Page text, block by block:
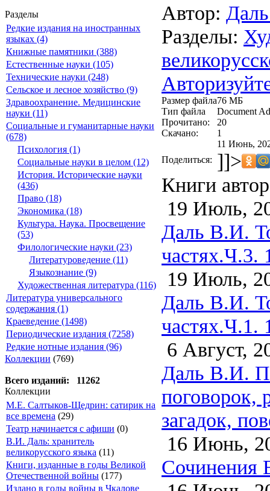
Разделы
Редкие издания на иностранных
языках (4)
Книжные памятники (388)
Естественные науки (105)
Технические науки (248)
Сельское и лесное хозяйство (9)
Здравоохранение. Медицинские
науки (11)
Социальные и гуманитарные науки
(678)
Психология (1)
Социальные науки в целом (12)
История. Исторические науки
(436)
Право (18)
Экономика (18)
Культура. Наука. Просвещение
(53)
Филологические науки (23)
Литературоведение (11)
Языкознание (9)
Художественная литература (116)
Литература универсального
содержания (1)
Краеведение (1498)
Периодические издания (7258)
Редкие нотные издания (96)
Коллекции (769)
Всего изданий: 11262
Коллекции
М.Е. Салтыков-Щедрин: сатирик на
все времена (29)
Театр начинается с афиши (0)
В.И. Даль: хранитель
великорусского языка (11)
Книги, изданные в годы Великой
Отечественной войны (177)
Издано в годы войны в Чкалове
Автор:
Разделы:
Размер файла76 МБ
Тип файла
Document
Прочитано:
20
Скачано:
1
11 Июнь,
Поделиться: ]]>
Книги
19 Июль,
Даль В.И.
частях.Ч.3.
19 Июль,
Даль В.И.
частях.Ч.1.
6 Август,
Даль В.И.
поговорок,
загадок,
16 Июнь,
Сочинения